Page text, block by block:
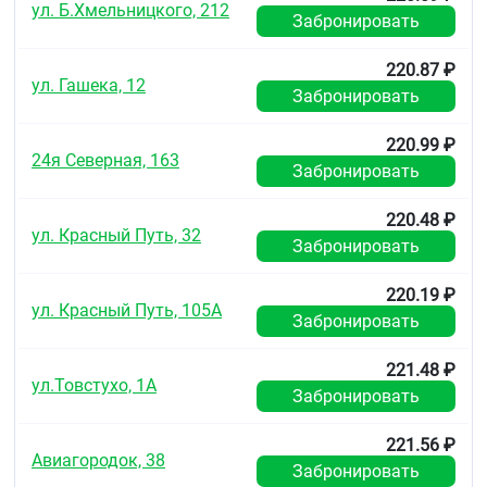
Очень редко: тромбоцитопения, лейкопения,
агранулоцитоз, апластическая анемия,
Со стороны центральной нервной системы
Неуточненной частоты: обморок.
Очень редко: аритмия, выраженное снижение АД
(возможно со смертельным исходом) (см. разделы
«Взаимодействие с другими лекарственными
препаратами» и «Особые указания»).
Со стороны пищеварительной системы
Редко: тошнота, запор, сухость слизистой
оболочки полости рта
ул. Б.Хмельницкого, 212
Забронировать
ул. Гашека, 12
220.87 ₽
Забронировать
24я Северная, 163
220.99 ₽
Забронировать
ул. Красный Путь, 32
220.48 ₽
Забронировать
ул. Красный Путь, 105А
220.19 ₽
Забронировать
ул.Товстухо, 1А
221.48 ₽
Забронировать
Авиагородок, 38
221.56 ₽
Забронировать